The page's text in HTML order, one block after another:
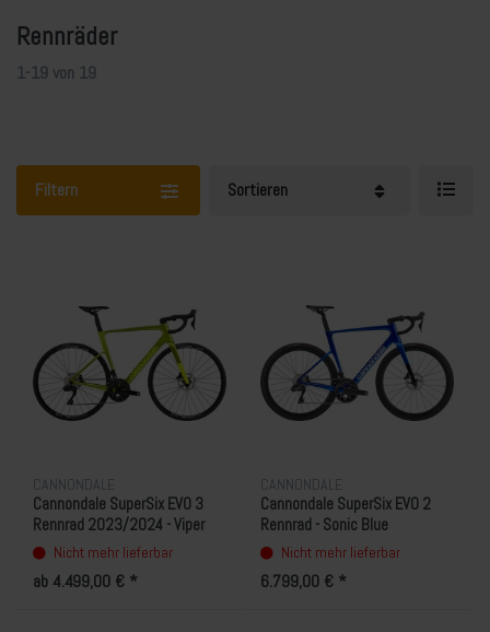
Rennräder
1-19 von 19
Filtern Sortieren
CANNONDALE
Cannondale SuperSix EVO 3
Rennrad 2023/2024 - Viper
GreenNicht mehr lieferbar
ab 4.499,00 € *
CANNONDALE
Cannondale SuperSix EVO 2
Rennrad - Sonic Blue
Nicht mehr lieferbar
6.799,00 € *